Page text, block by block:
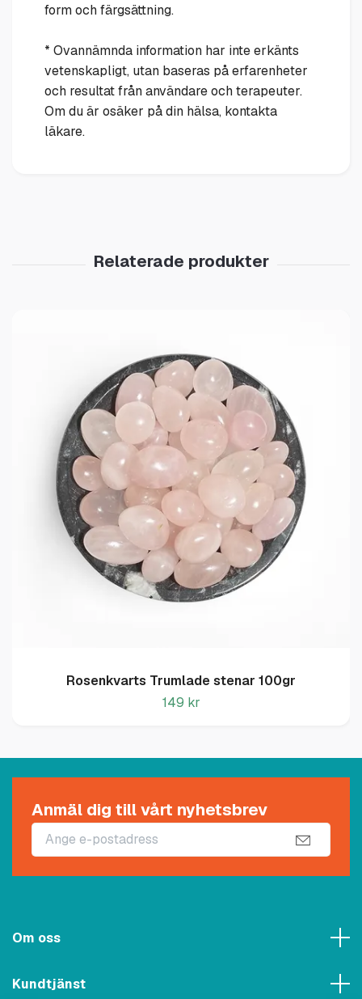
form och färgsättning.
* Ovannämnda information har inte erkänts
vetenskapligt, utan baseras på erfarenheter
och resultat från användare och terapeuter.
Om du är osäker på din hälsa, kontakta
läkare.
Rosenkvarts Trumlade stenar 100gr
149 kr
Anmäl dig till vårt nyhetsbrev
Om oss
Kundtjänst